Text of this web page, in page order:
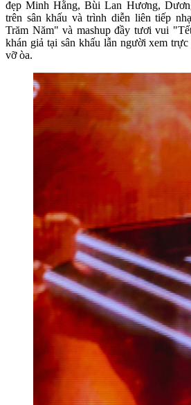
đẹp Minh Hằng, Bùi Lan Hương,
trên sân khấu và trình diễn liên tiếp
Trăm Năm" và mashup đầy tươi vui
khán giả tại sân khấu lẫn người xem
vỡ òa.